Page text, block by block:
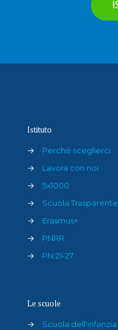
Istituto
→
Perché sceglierci
→
Lavora con noi
→
5x1000
→
Scuola Trasparente
→
Erasmus+
→
PNRR
→
PN 21-27
Le scuole
→
Scuola dell'infanzia